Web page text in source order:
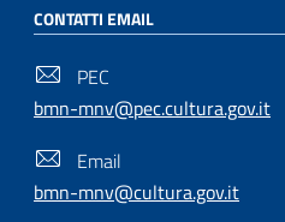
CONTATTI EMAIL
PEC
bmn-mnv@pec.cultura.gov.it
Email
bmn-mnv@cultura.gov.it